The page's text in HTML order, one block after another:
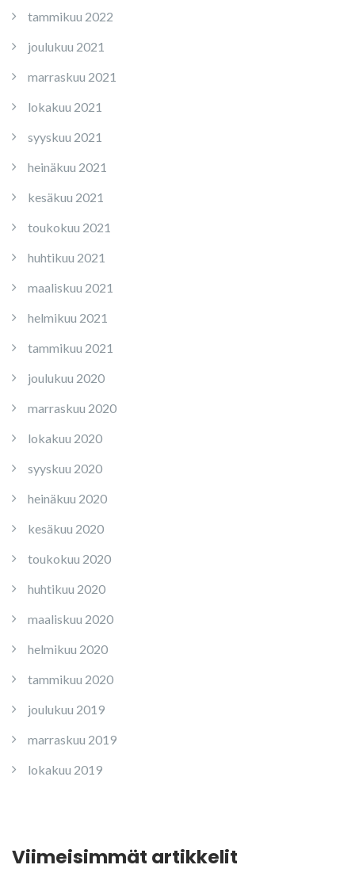
tammikuu 2022
joulukuu 2021
marraskuu 2021
lokakuu 2021
syyskuu 2021
heinäkuu 2021
kesäkuu 2021
toukokuu 2021
huhtikuu 2021
maaliskuu 2021
helmikuu 2021
tammikuu 2021
joulukuu 2020
marraskuu 2020
lokakuu 2020
syyskuu 2020
heinäkuu 2020
kesäkuu 2020
toukokuu 2020
huhtikuu 2020
maaliskuu 2020
helmikuu 2020
tammikuu 2020
joulukuu 2019
marraskuu 2019
lokakuu 2019
Viimeisimmät artikkelit